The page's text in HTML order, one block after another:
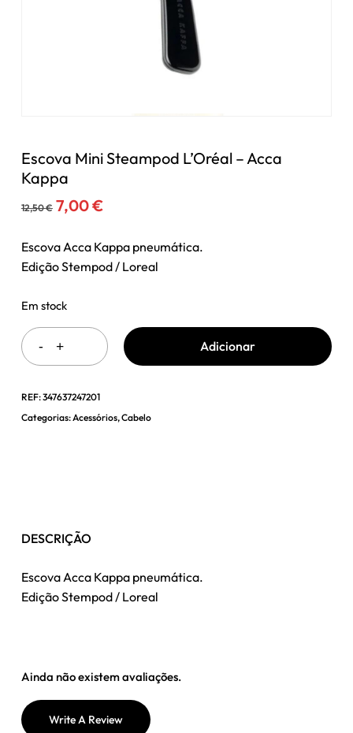
Nenhum produto no carrinho.
Escova Mini Steampod L’Oréal – Acca
Kappa
12,50€ O
original
era:
7,00€O
atual
é:
Escova Acca Kappa pneumática.
Edição Stempod / Loreal
Em stock
Adicionar
REF:347637247201
Categorias:Acessórios,Cabelo
DESCRIÇÃO
Escova Acca Kappa pneumática.
Edição Stempod / Loreal
Ainda não existem avaliações.
Write A Review